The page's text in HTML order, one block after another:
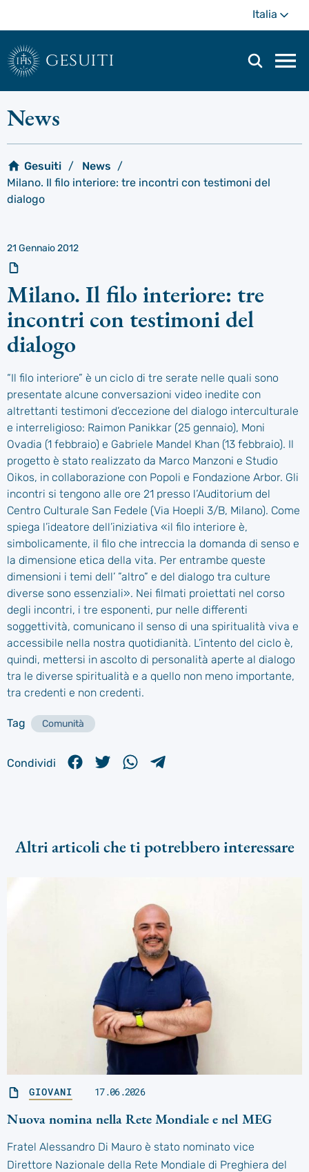
contenuto
principale
Italia
gesuiti
di
News
Gesuiti
News
Milano. Il filo interiore: tre incontri con testimoni del
dialogo
21 Gennaio 2012
Milano. Il filo interiore: tre
incontri con testimoni del
dialogo
“Il filo interiore” è un ciclo di tre serate nelle quali sono
presentate alcune conversazioni video inedite con
altrettanti testimoni d’eccezione del dialogo interculturale
e interreligioso: Raimon Panikkar (25 gennaio), Moni
Ovadia (1 febbraio) e Gabriele Mandel Khan (13 febbraio). Il
progetto è stato realizzato da Marco Manzoni e Studio
Oikos, in collaborazione con Popoli e Fondazione Arbor. Gli
incontri si tengono alle ore 21 presso l’Auditorium del
Centro Culturale San Fedele (Via Hoepli 3/B, Milano). Come
spiega l’ideatore dell’iniziativa «il filo interiore è,
simbolicamente, il filo che intreccia la domanda di senso e
la dimensione etica della vita. Per entrambe queste
dimensioni i temi dell’ ”altro” e del dialogo tra culture
diverse sono essenziali». Nei filmati proiettati nel corso
degli incontri, i tre esponenti, pur nelle differenti
soggettività, comunicano il senso di una spiritualità viva e
accessibile nella nostra quotidianità. L’intento del ciclo è,
quindi, mettersi in ascolto di personalità aperte al dialogo
tra le diverse spiritualità e a quello non meno importante,
tra credenti e non credenti.
Tag Comunità
Condividi
Altri articoli che ti potrebbero interessare
GIOVANI 17.06.2026
Nuova nomina nella Rete Mondiale e nel MEG
Fratel Alessandro Di Mauro è stato nominato vice
Direttore Nazionale della Rete Mondiale di Preghiera del